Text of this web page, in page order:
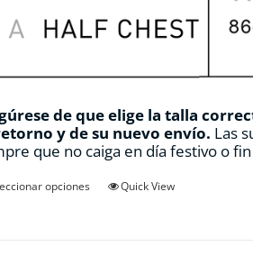
de que elige la talla
y de su nuevo envío. Las
que no caiga en día festivo o
opciones
EsteQuick View